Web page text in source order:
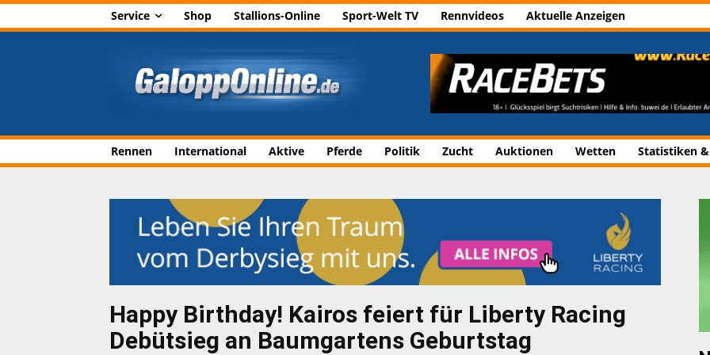
Service Shop Stallions-Online Sport-Welt TV Rennvideos Aktuelle Anzeigen
Rennen International Aktive Pferde Politik Zucht Auktionen Wetten Statistiken
Happy Birthday! Kairos feiert für Liberty Racing
Debütsieg an Baumgartens Geburtstag